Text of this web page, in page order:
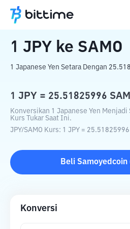
Beranda Konverter Kripto
1 JPY ke SAMO
1 Japanese Yen Setara Dengan
1 JPY = 25.51825996
Konversikan 1 Japanese Yen
Kurs Tukar Saat Ini.
JPY/SAMO Kurs: 1 JPY = 25.51825996
Beli Samoyedcoin
Konversi